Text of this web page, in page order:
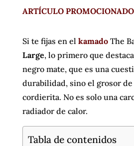
ARTÍCULO PROMOCIONADO
Si te fijas en el kamado The
Large, lo primero que
negro mate, que es una
durabilidad, sino el grosor de
cordierita. No es solo una
radiador de calor.
Tabla de contenidos